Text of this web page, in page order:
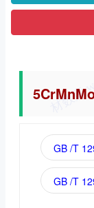
GB /T
GB /T